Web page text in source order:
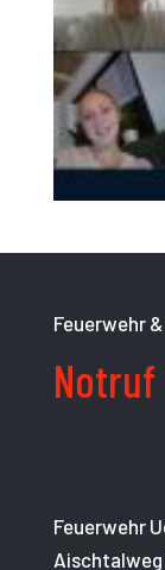
Feuerwehr
Notruf
Feuerwehr
Aischtalweg